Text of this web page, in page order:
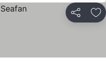
Teilen